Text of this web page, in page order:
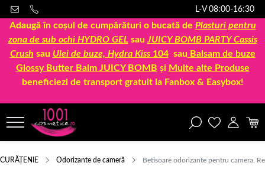
L-V 08:00-16:30
Adaugă în coșul de cumpărături o bucată de Plasturi pentru
zona de sub ochi HYDRO GEL sau JUICY BOMB PARTY Cassis
Crush sau Ulei de buze, Hydra Kiss 104sau Balsam de buze
Glossy Butter Balm JUICY BOMB și Multe alte Produse
beneficiezi de transport gratuit la Fanbox & Easybox!
CURĂȚENIE Odorizante de cameră Betisoare odorizante pentru camera,